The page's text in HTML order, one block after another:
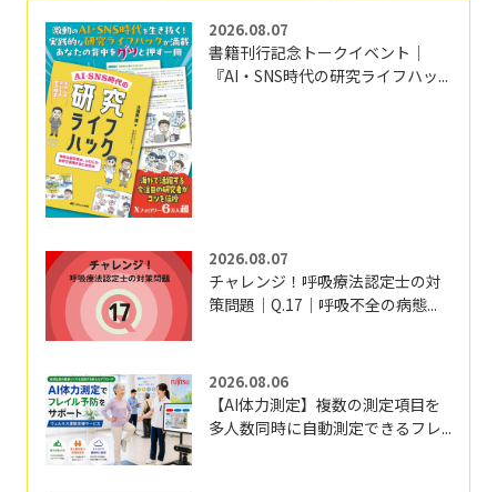
2026.08.07
書籍刊行記念トークイベント｜
『AI・SNS時代の研究ライフハッ...
2026.08.07
チャレンジ！呼吸療法認定士の対
策問題｜Q.17｜呼吸不全の病態...
2026.08.06
【AI体力測定】複数の測定項目を
多人数同時に自動測定できるフレ...